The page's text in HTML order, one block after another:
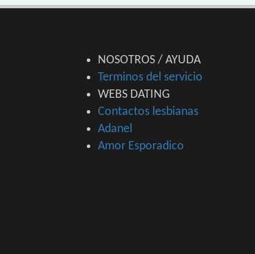
NOSOTROS / AYUDA
Terminos del servicio
WEBS DATING
Contactos lesbianas
Adanel
Amor Esporadico